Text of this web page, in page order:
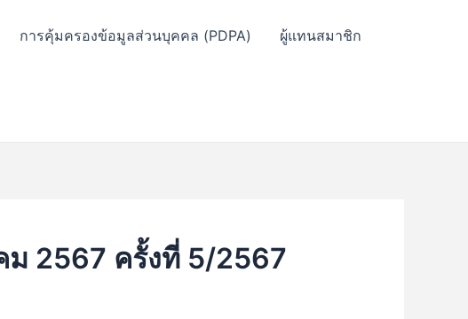
การคุ้มครองข้อมูลส่วนบุคคล (PDPA) ผู้แทนสมาชิก
ม 2567 ครั้งที่ 5/2567